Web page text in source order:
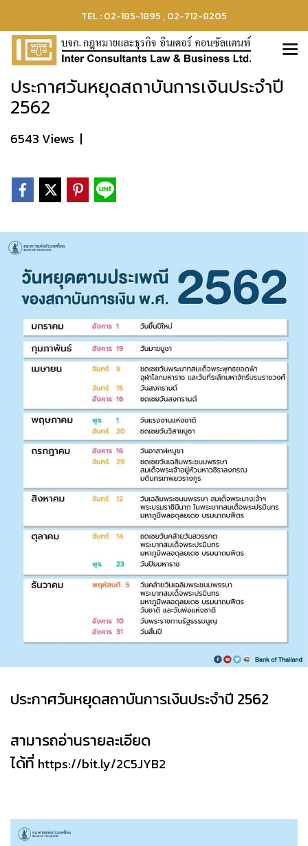
TEL : 02-185-1895 , 02-712-8205
ประกาศวันหยุดสถาบันการเงินประจำปี
2562
6543 Views |
ประกาศวันหยุดสถาบันการเงินประจำปี 2562
สามารถอ่านรายละเอียด
ได้ที่ https://bit.ly/2C5JYB2